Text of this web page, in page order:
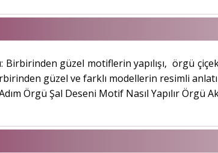
güzel motiflerin yapılışı, örgü
güzel ve farklı modellerin resimli
Örgü Şal Deseni Motif Nasıl Yapılır